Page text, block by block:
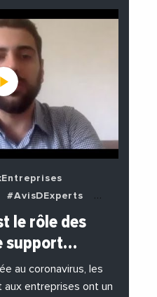
#AvisDExperts
#Economie
le rôle des
support…
au coronavirus, les
entreprises ont un